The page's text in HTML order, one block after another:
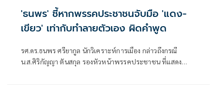
'ธนพร' ชี้หากพรรคประชาชนจับมือ 'แดง-
เขียว' เท่ากับทำลายตัวเอง ผิดคำพูด
รศ.ดร.ธนพร ศรียากูล นักวิเคราะห์การเมือง กล่าวถึงกรณี
น.ส.ศิริกัญญา ตันสกุล รองหัวหน้าพรรคประชาชน ที่แสดง